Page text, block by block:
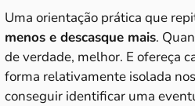
Uma orientação prática que
menos e descasque mais.
de verdade, melhor. E ofereça
forma relativamente isolada
conseguir identificar uma